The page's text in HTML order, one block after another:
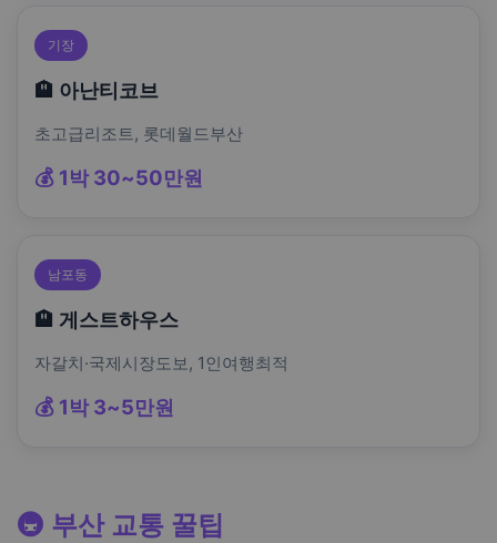
기장
🏨 아난티코브
초고급리조트, 롯데월드부산
💰 1박 30~50만원
남포동
🏨 게스트하우스
자갈치·국제시장도보, 1인여행최적
💰 1박 3~5만원
🚇 부산 교통 꿀팁